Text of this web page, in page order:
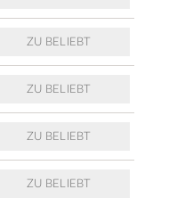
ZU BELIEBT
ZU BELIEBT
ZU BELIEBT
ZU BELIEBT